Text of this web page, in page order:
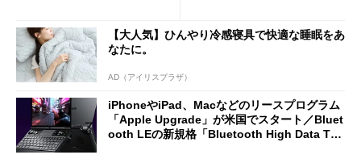
【大人気】ひんやり冷感寝具で快適な睡眠をあ
なたに。
AD（アイリスプラザ）
iPhoneやiPad、Macなどのリースプログラム
「Apple Upgrade」が米国でスタート／Bluet
ooth LEの新規格「Bluetooth High Data Thr